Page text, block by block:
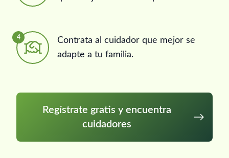
4
Contrata al cuidador que mejor se
adapte a tu familia.
Regístrate gratis y encuentra
cuidadores